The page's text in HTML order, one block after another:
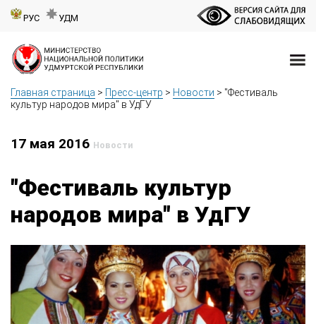
РУС УДМ
Главная страница > Пресс-центр > Новости > "Фестиваль
культур народов мира" в УдГУ
17 мая 2016 Новости
"Фестиваль культур
народов мира" в УдГУ